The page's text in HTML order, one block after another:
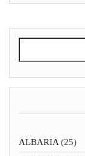
ALBARIA (25)